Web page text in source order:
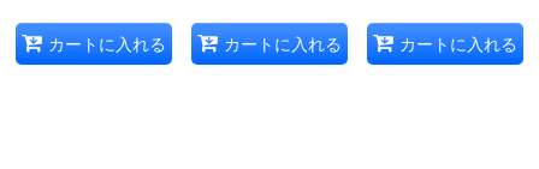
カートに入れる カートに入れる カートに入れる